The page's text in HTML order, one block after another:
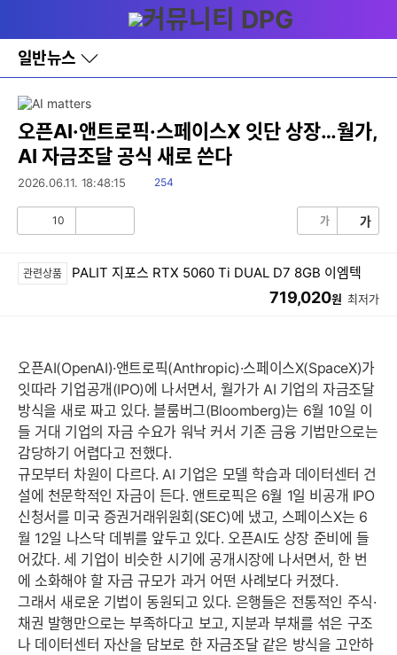
와
홈
일반뉴스
바
로
기
레
이
어
창
토
오픈AI·앤트로픽·스페이스X 잇단 상장…월가,
AI 자금조달 공식 새로 쓴다
2026.06.11. 18:48:15
읽
254
10 가 가
관련상품 PALIT 지포스 RTX 5060 Ti DUAL D7 8GB 이엠텍
719,020원 최저가
오픈AI(OpenAI)·앤트로픽(Anthropic)·스페이스X(SpaceX)가
잇따라 기업공개(IPO)에 나서면서, 월가가 AI 기업의 자금조달
방식을 새로 짜고 있다. 블룸버그(Bloomberg)는 6월 10일 이
들 거대 기업의 자금 수요가 워낙 커서 기존 금융 기법만으로는
감당하기 어렵다고 전했다.
규모부터 차원이 다르다. AI 기업은 모델 학습과 데이터센터 건
설에 천문학적인 자금이 든다. 앤트로픽은 6월 1일 비공개 IPO
신청서를 미국 증권거래위원회(SEC)에 냈고, 스페이스X는 6
월 12일 나스닥 데뷔를 앞두고 있다. 오픈AI도 상장 준비에 들
어갔다. 세 기업이 비슷한 시기에 공개시장에 나서면서, 한 번
에 소화해야 할 자금 규모가 과거 어떤 사례보다 커졌다.
그래서 새로운 기법이 동원되고 있다. 은행들은 전통적인 주식·
채권 발행만으로는 부족하다고 보고, 지분과 부채를 섞은 구조
나 데이터센터 자산을 담보로 한 자금조달 같은 방식을 고안하